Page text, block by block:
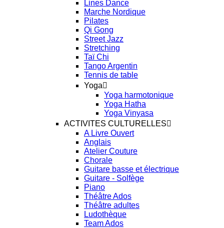
Lines Dance
Marche Nordique
Pilates
Qi Gong
Street Jazz
Stretching
Taï Chi
Tango Argentin
Tennis de table
Yoga
Yoga harmotonique
Yoga Hatha
Yoga Vinyasa
ACTIVITES CULTURELLES
A Livre Ouvert
Anglais
Atelier Couture
Chorale
Guitare basse et électrique
Guitare - Solfège
Piano
Théâtre Ados
Théâtre adultes
Ludothèque
Team Ados